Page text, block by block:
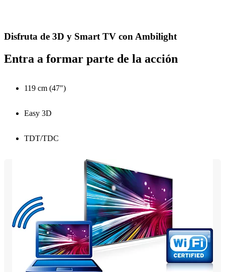
Disfruta de 3D y Smart TV con Ambilight
Entra a formar parte de la acción
119 cm (47")
Easy 3D
TDT/TDC